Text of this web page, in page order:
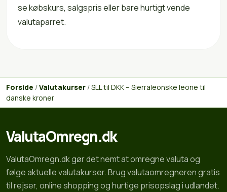
se købskurs, salgspris eller bare hurtigt vende
valutaparret.
Forside /Valutakurser /SLL til DKK – Sierraleonske leone til
danske kroner
ValutaOmregn.dk
ValutaOmregn.dk gør det nemt at omregne valuta og
følge aktuelle valutakurser. Brug valutaomregneren gratis
til rejser, online shopping og hurtige prisopslag i udlandet.